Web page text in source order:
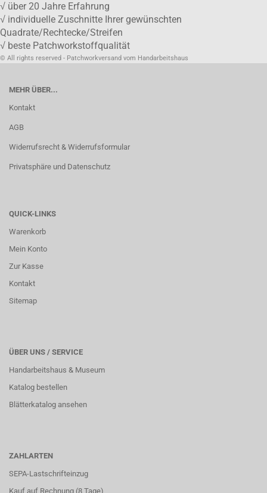
√ über 20 Jahre Erfahrung
√ individuelle Zuschnitte Ihrer gewünschten
Quadrate/Rechtecke/Streifen
√ beste Patchworkstoffqualität
© All rights reserved - Patchworkversand vom Handarbeitshaus
MEHR ÜBER...
Kontakt
AGB
Widerrufsrecht & Widerrufsformular
Privatsphäre und Datenschutz
QUICK-LINKS
Warenkorb
Mein Konto
Zur Kasse
Kontakt
Sitemap
ÜBER UNS / SERVICE
Handarbeitshaus & Museum
Katalog bestellen
Blätterkatalog ansehen
ZAHLARTEN
SEPA-Lastschrifteinzug
Kauf auf Rechnung (8 Tage)